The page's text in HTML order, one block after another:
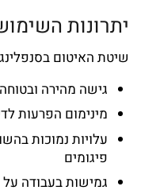
יתרונות
שיטת האיטום בסנפלינג
גישה מהירה
מינימום הפרעות
עלויות נמוכות
פיגומים
גמישות בעבודה